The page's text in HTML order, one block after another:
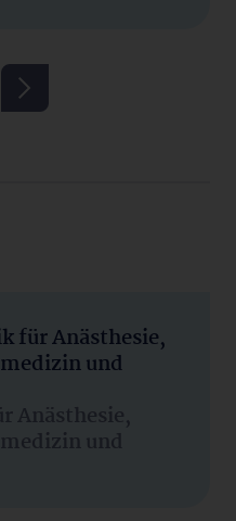
für Anästhesie,
und
Anästhesie,
und